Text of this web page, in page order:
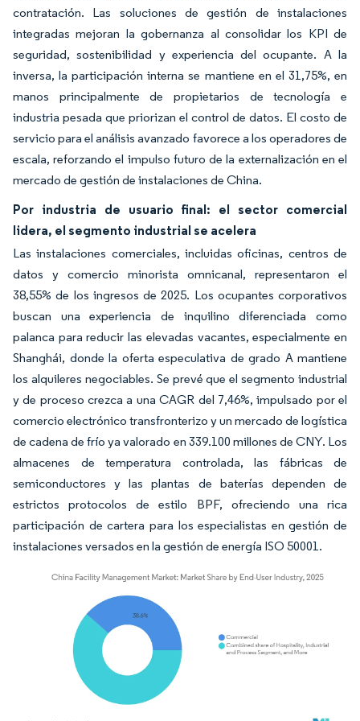
contratación. Las soluciones de gestión de instalaciones
integradas mejoran la gobernanza al consolidar los KPI de
seguridad, sostenibilidad y experiencia del ocupante. A la
inversa, la participación interna se mantiene en el 31,75%, en
manos principalmente de propietarios de tecnología e
industria pesada que priorizan el control de datos. El costo de
servicio para el análisis avanzado favorece a los operadores de
escala, reforzando el impulso futuro de la externalización en el
mercado de gestión de instalaciones de China.
Por industria de usuario final: el sector comercial
lidera, el segmento industrial se acelera
Las instalaciones comerciales, incluidas oficinas, centros de
datos y comercio minorista omnicanal, representaron el
38,55% de los ingresos de 2025. Los ocupantes corporativos
buscan una experiencia de inquilino diferenciada como
palanca para reducir las elevadas vacantes, especialmente en
Shanghái, donde la oferta especulativa de grado A mantiene
los alquileres negociables. Se prevé que el segmento industrial
y de proceso crezca a una CAGR del 7,46%, impulsado por el
comercio electrónico transfronterizo y un mercado de logística
de cadena de frío ya valorado en 339.100 millones de CNY. Los
almacenes de temperatura controlada, las fábricas de
semiconductores y las plantas de baterías dependen de
estrictos protocolos de estilo BPF, ofreciendo una rica
participación de cartera para los especialistas en gestión de
instalaciones versados en la gestión de energía ISO 50001.